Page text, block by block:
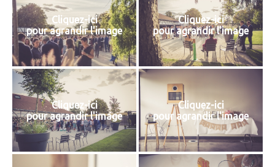
Cliquez-ici
pour agrandir l'image
Cliquez-ici
pour agrandir l'image
Cliquez-ici
pour agrandir l'image
Cliquez-ici
pour agrandir l'image